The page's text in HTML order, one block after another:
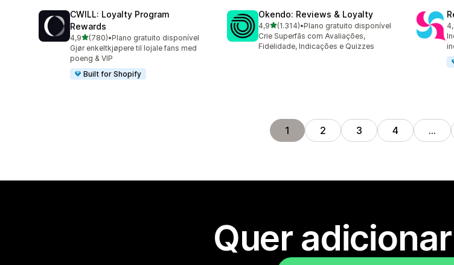
CWILL: Loyalty Program
Rewards
4,9de 5 estrelas
(780)
780 avaliações ao todo
•Plano gratuito disponível
Gjør enkeltkjøpere til lojale fans med
poeng & VIP
Built for Shopify
Okendo: Reviews & Loyalty
4,9de 5 estrelas
(1.314)
1314 avaliações ao todo
•Plano gratuito disponível
Crie Superfãs com Avaliações,
Fidelidade, Indicações e Quizzes
1 2 3 4 …
Quer